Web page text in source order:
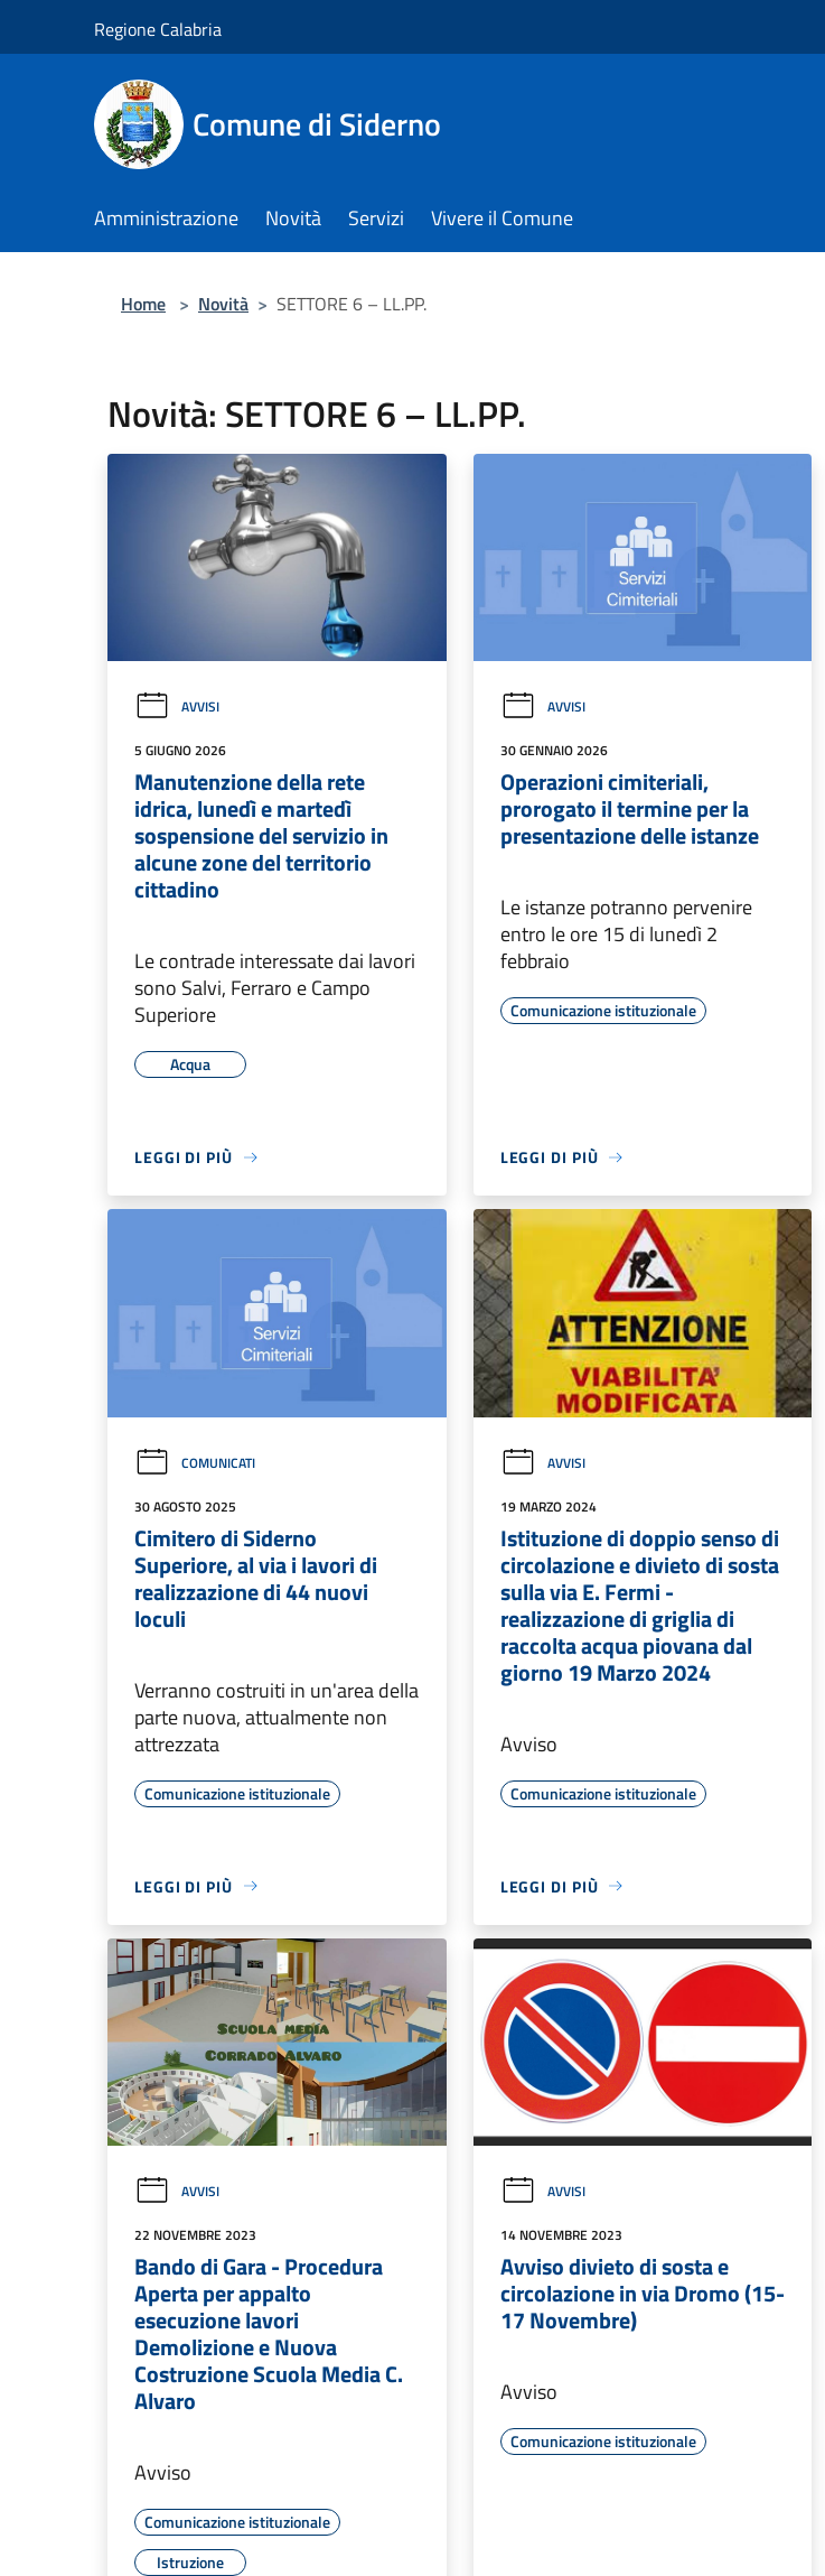
Regione Calabria
Comune di Siderno
Amministrazione Novità Servizi Vivere il Comune
Home > Novità > SETTORE 6 – LL.PP.
Novità: SETTORE 6 – LL.PP.
AVVISI
5 GIUGNO 2026
Manutenzione della rete
idrica, lunedì e martedì
sospensione del servizio in
alcune zone del territorio
cittadino
Le contrade interessate dai lavori
sono Salvi, Ferraro e Campo
Superiore
Acqua
LEGGI DI PIÙ
AVVISI
30 GENNAIO 2026
Operazioni cimiteriali,
prorogato il termine per la
presentazione delle istanze
Le istanze potranno pervenire
entro le ore 15 di lunedì 2
febbraio
Comunicazione istituzionale
LEGGI DI PIÙ
COMUNICATI
30 AGOSTO 2025
Cimitero di Siderno
Superiore, al via i lavori di
realizzazione di 44 nuovi
loculi
Verranno costruiti in un'area della
parte nuova, attualmente non
attrezzata
Comunicazione istituzionale
LEGGI DI PIÙ
AVVISI
19 MARZO 2024
Istituzione di doppio senso di
circolazione e divieto di sosta
sulla via E. Fermi -
realizzazione di griglia di
raccolta acqua piovana dal
giorno 19 Marzo 2024
Avviso
Comunicazione istituzionale
LEGGI DI PIÙ
AVVISI
22 NOVEMBRE 2023
Bando di Gara - Procedura
Aperta per appalto
esecuzione lavori
Demolizione e Nuova
Costruzione Scuola Media C.
Alvaro
Avviso
Comunicazione istituzionale
Istruzione
AVVISI
14 NOVEMBRE 2023
Avviso divieto di sosta e
circolazione in via Dromo (15-
17 Novembre)
Avviso
Comunicazione istituzionale